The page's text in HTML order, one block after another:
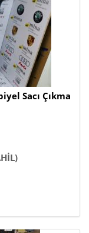
Sacı Çıkma